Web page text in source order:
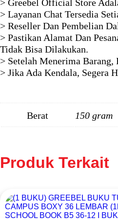
> Greebel Official Store
> Layanan Chat Tersedia
> Reseller Dan Pembelian
> Pastikan Alamat Dan
Tidak Bisa Dilakukan.
> Setelah Menerima
> Jika Ada Kendala, Segera
Berat 150 gram
Produk Terkait